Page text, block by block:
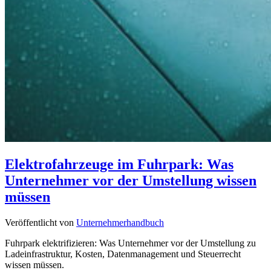
Elektrofahrzeuge im Fuhrpark: Was
Unternehmer vor der Umstellung wissen
müssen
Veröffentlicht von Unternehmerhandbuch
Fuhrpark elektrifizieren: Was Unternehmer vor der Umstellung zu
Ladeinfrastruktur, Kosten, Datenmanagement und Steuerrecht
wissen müssen.